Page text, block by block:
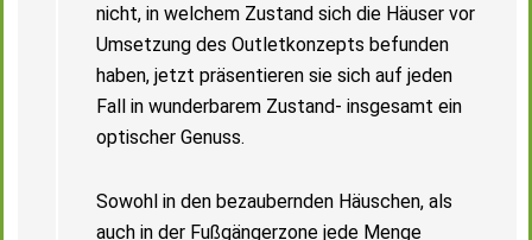
nicht, in welchem Zustand sich die Häuser vor
Umsetzung des Outletkonzepts befunden
haben, jetzt präsentieren sie sich auf jeden
Fall in wunderbarem Zustand- insgesamt ein
optischer Genuss.
Sowohl in den bezaubernden Häuschen, als
auch in der Fußgängerzone jede Menge